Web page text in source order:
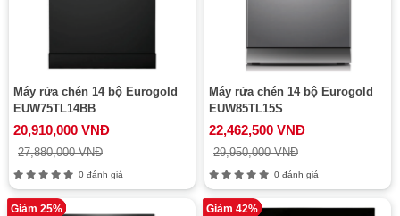
Máy rửa chén 14 bộ Eurogold
EUW75TL14BB
20,910,000 VNĐ
27,880,000 VNĐ
0 đánh giá
Máy rửa chén 14 bộ Eurogold
EUW85TL15S
22,462,500 VNĐ
29,950,000 VNĐ
0 đánh giá
Giảm 25% Giảm 42%